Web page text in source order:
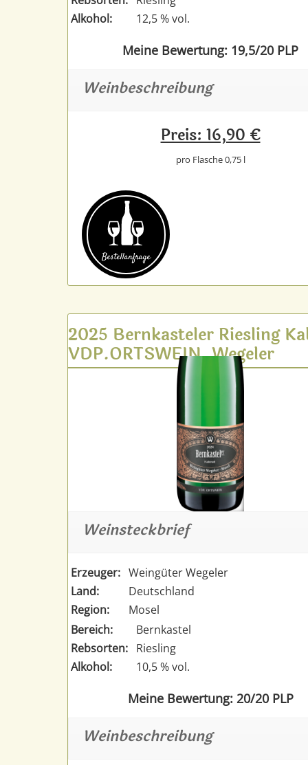
Alkohol:
12,5 % vol.
Meine Bewertung: 19,5/20 PLP
Weinbeschreibung
Preis: 16,90 €
pro Flasche 0,75 l
Bestell­anfrage
2025 Bernkasteler Riesling
VDP.ORTSWEIN, Wegeler
Weinsteckbrief
Erzeuger: Weingüter Wegeler
Land:
Deutschland
Region:
Mosel
Bereich:
Bernkastel
Rebsorten: Riesling
Alkohol:
10,5 % vol.
Meine Bewertung: 20/20 PLP
Weinbeschreibung